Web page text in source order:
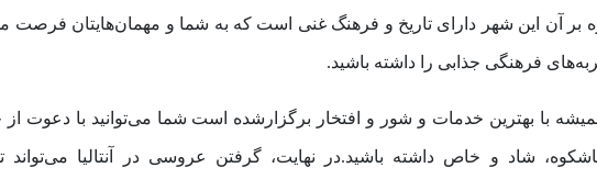
بر آن این شهر دارای تاریخ و فرهنگ غنی است که به شما و مهمان‌هایتان فرصت
فرهنگی جذابی را داشته باشید.
با بهترین خدمات و شور و افتخار برگزارشده است شما می‌توانید با دعوت از
شاد و خاص داشته باشید.در نهایت، گرفتن عروسی در آنتالیا می‌تواند